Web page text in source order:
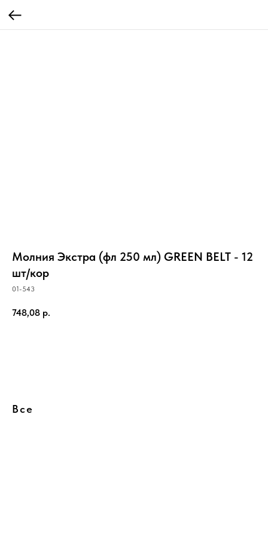
Молния Экстра (фл 250 мл) GREEN BELT - 12
шт/кор
01-543
748,08 р.
Все